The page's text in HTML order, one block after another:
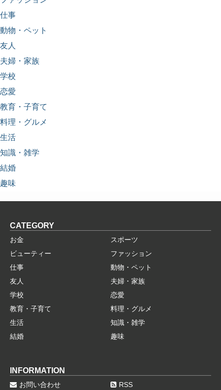
仕事
動物・ペット
友人
夫婦・家族
学校
恋愛
教育・子育て
料理・グルメ
生活
知識・雑学
結婚
趣味
CATEGORY
お金
スポーツ
ビューティー
ファッション
仕事
動物・ペット
友人
夫婦・家族
学校
恋愛
教育・子育て
料理・グルメ
生活
知識・雑学
結婚
趣味
INFORMATION
お問い合わせ RSS